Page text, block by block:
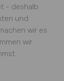
- deshalb
und
wir es
wir